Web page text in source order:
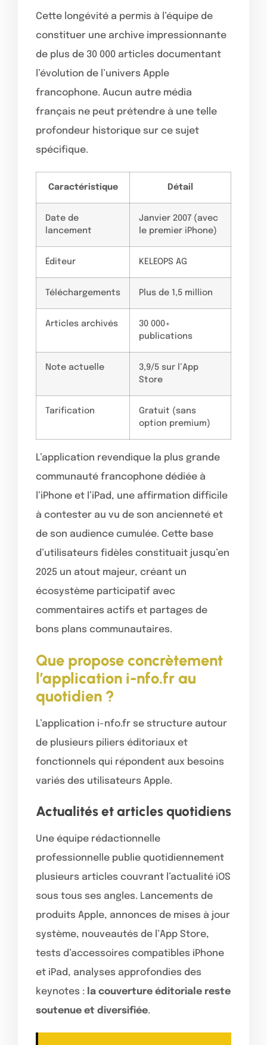
Cette longévité a permis à l’équipe de
constituer une archive impressionnante
de plus de 30 000 articles documentant
l’évolution de l’univers Apple
francophone. Aucun autre média
français ne peut prétendre à une telle
profondeur historique sur ce sujet
spécifique.
Caractéristique Détail
Date de
lancement
Janvier 2007 (avec
le premier iPhone)
Éditeur KELEOPS AG
Téléchargements Plus de 1,5 million
Articles archivés
30 000+
publications
Note actuelle
3,9/5 sur l’App
Store
Tarification
Gratuit (sans
option premium)
L’application revendique la plus grande
communauté francophone dédiée à
l’iPhone et l’iPad, une affirmation difficile
à contester au vu de son ancienneté et
de son audience cumulée. Cette base
d’utilisateurs fidèles constituait jusqu’en
2025 un atout majeur, créant un
écosystème participatif avec
commentaires actifs et partages de
bons plans communautaires.
Que propose concrètement
l’application i-nfo.fr au
quotidien ?
L’application i-nfo.fr se structure autour
de plusieurs piliers éditoriaux et
fonctionnels qui répondent aux besoins
variés des utilisateurs Apple.
Actualités et articles quotidiens
Une équipe rédactionnelle
professionnelle publie quotidiennement
plusieurs articles couvrant l’actualité iOS
sous tous ses angles. Lancements de
produits Apple, annonces de mises à jour
système, nouveautés de l’App Store,
tests d’accessoires compatibles iPhone
et iPad, analyses approfondies des
keynotes : la couverture éditoriale reste
soutenue et diversifiée.